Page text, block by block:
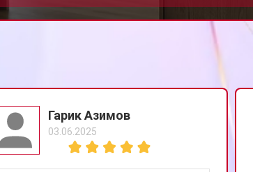
Гарик Азимов
03.06.2025